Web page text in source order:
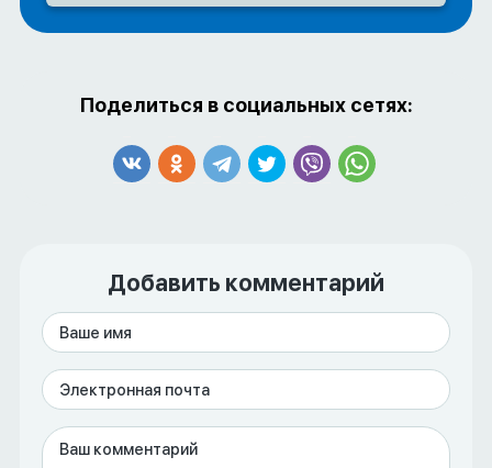
Поделиться в социальных сетях:
Добавить комментарий